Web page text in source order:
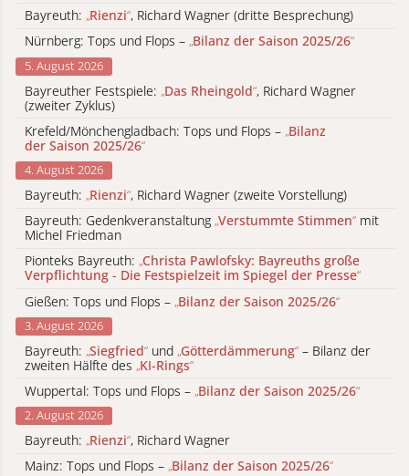
Bayreuth: „Rienzi“, Richard Wagner (dritte Besprechung)
Nürnberg: Tops und Flops – „Bilanz der Saison 2025/26“
5. August 2026
Bayreuther Festspiele: „Das Rheingold“, Richard Wagner
(zweiter Zyklus)
Krefeld/Mönchengladbach: Tops und Flops – „Bilanz
der Saison 2025/26“
4. August 2026
Bayreuth: „Rienzi“, Richard Wagner (zweite Vorstellung)
Bayreuth: Gedenkveranstaltung „Verstummte Stimmen“ mit
Michel Friedman
Pionteks Bayreuth: „Christa Pawlofsky: Bayreuths große
Verpflichtung - Die Festspielzeit im Spiegel der Presse“
Gießen: Tops und Flops – „Bilanz der Saison 2025/26“
3. August 2026
Bayreuth: „Siegfried“ und „Götterdämmerung“ – Bilanz der
zweiten Hälfte des „KI-Rings“
Wuppertal: Tops und Flops – „Bilanz der Saison 2025/26“
2. August 2026
Bayreuth: „Rienzi“, Richard Wagner
Mainz: Tops und Flops – „Bilanz der Saison 2025/26“